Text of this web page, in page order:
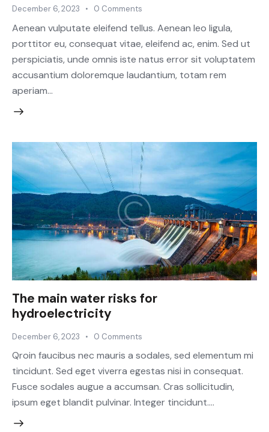
December 6, 2023 0 Comments
Aenean vulputate eleifend tellus. Aenean leo ligula,
porttitor eu, consequat vitae, eleifend ac, enim. Sed ut
perspiciatis, unde omnis iste natus error sit voluptatem
accusantium doloremque laudantium, totam rem
aperiam…
The main water risks for
hydroelectricity
December 6, 2023 0 Comments
Qroin faucibus nec mauris a sodales, sed elementum mi
tincidunt. Sed eget viverra egestas nisi in consequat.
Fusce sodales augue a accumsan. Cras sollicitudin,
ipsum eget blandit pulvinar. Integer tincidunt.…